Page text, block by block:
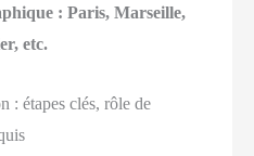
: Paris, Marseille,
etc.
: étapes clés, rôle de